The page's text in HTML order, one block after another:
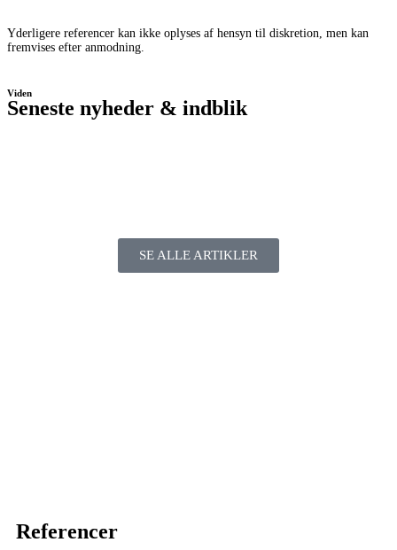
Yderligere referencer kan ikke oplyses af hensyn til diskretion, men kan
fremvises efter anmodning.
Viden
Seneste nyheder & indblik
SE ALLE ARTIKLER
Referencer